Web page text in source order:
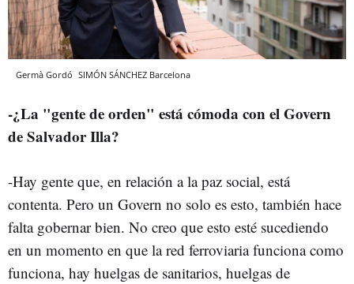
Germà Gordó SIMÓN SÁNCHEZ Barcelona
-¿La "gente de orden" está cómoda con el Govern
de Salvador Illa?
-Hay gente que, en relación a la paz social, está
contenta. Pero un Govern no solo es esto, también hace
falta gobernar bien. No creo que esto esté sucediendo
en un momento en que la red ferroviaria funciona como
funciona, hay huelgas de sanitarios, huelgas de